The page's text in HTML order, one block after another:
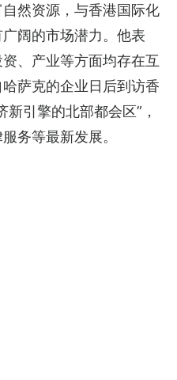
然资源，与香港国际化
阔的市场潜力。他表
、产业等方面均存在互
萨克的企业日后到访香
引擎的北部都会区”，
务等最新发展。